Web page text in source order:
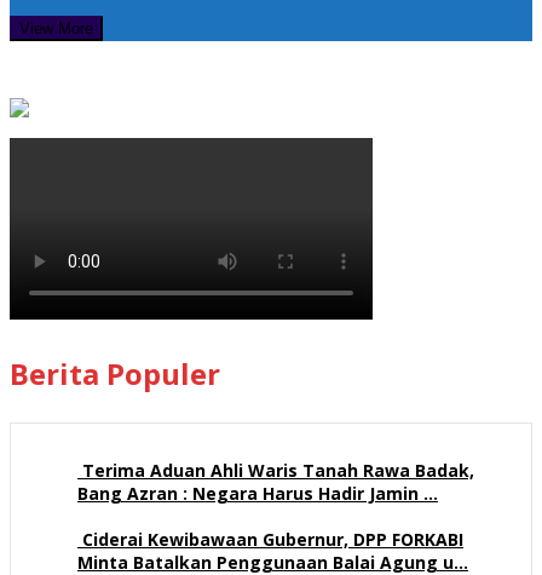
View More
Berita Populer
Terima Aduan Ahli Waris Tanah Rawa Badak,
Bang Azran : Negara Harus Hadir Jamin …
Ciderai Kewibawaan Gubernur, DPP FORKABI
Minta Batalkan Penggunaan Balai Agung u…